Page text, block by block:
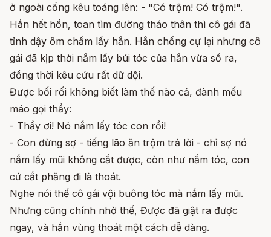
ở ngoài cổng kêu toáng lên: - "Có trộm! Có trộm!".
Hắn hết hồn, toan tìm đường tháo thân thì cô gái đã
tỉnh dậy ôm chầm lấy hắn. Hắn chống cự lại nhưng cô
gái đã kịp thời nắm lấy búi tóc của hắn vừa sổ ra,
đồng thời kêu cứu rất dữ dội.
Được bối rối không biết làm thế nào cả, đành mếu
máo gọi thầy:
- Thầy ơi! Nó nắm lấy tóc con rồi!
- Con đừng sợ - tiếng lão ăn trộm trả lời - chỉ sợ nó
nắm lấy mũi không cắt được, còn như nắm tóc, con
cứ cắt phăng đi là thoát.
Nghe nói thế cô gái vội buông tóc mà nắm lấy mũi.
Nhưng cũng chính nhờ thế, Được đã giật ra được
ngay, và hắn vùng thoát một cách dễ dàng.